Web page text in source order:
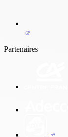
Partenaires